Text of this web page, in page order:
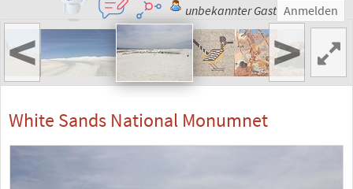
unbekannter Gast Anmelden
< >
White Sands National Monumnet